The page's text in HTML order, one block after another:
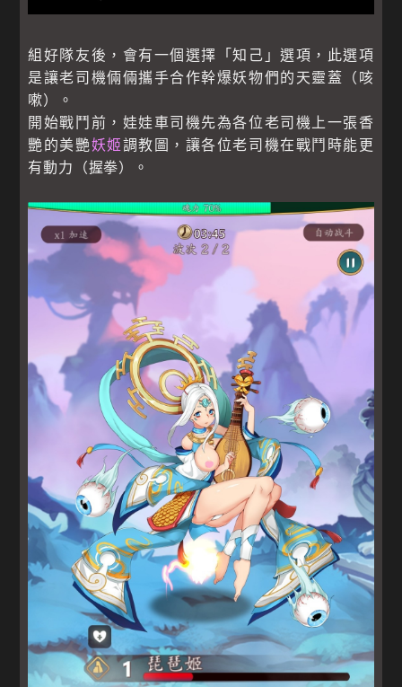
組好隊友後，會有一個選擇「知己」選項，此選項
是讓老司機倆倆攜手合作幹爆妖物們的天靈蓋（咳
嗽）。
開始戰鬥前，娃娃車司機先為各位老司機上一張香
艷的美艷妖姬調教圖，讓各位老司機在戰鬥時能更
有動力（握拳）。